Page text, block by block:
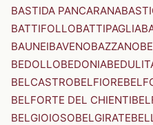
BASTIDA PANCARANA
BATTIFOLLOBATTIPAGLIA
BAUNEIBAVENOBAZZANO
BEDOLLOBEDONIA
BELCASTROBELFIORE
BELFORTE DEL CHIENTI
BELGIOIOSOBELGIRATE